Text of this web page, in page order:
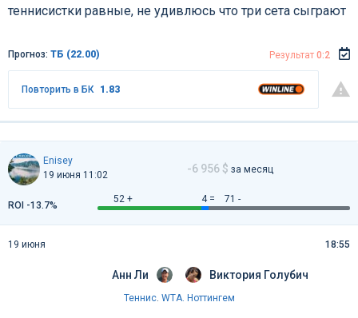
теннисистки равные, не удивлюсь что три сета сыграют
Прогноз: ТБ (22.00) Результат 0:2
Повторить в БК 1.83
Enisey
19 июня 11:02
-6 956 $ за месяц
52 + 4 = 71 -
ROI -13.7%
Анн Ли
19 июня 18:55
Виктория Голубич
Теннис. WTA. Ноттингем